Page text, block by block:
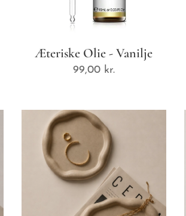
Æteriske Olie - Vanilje
99,00kr.